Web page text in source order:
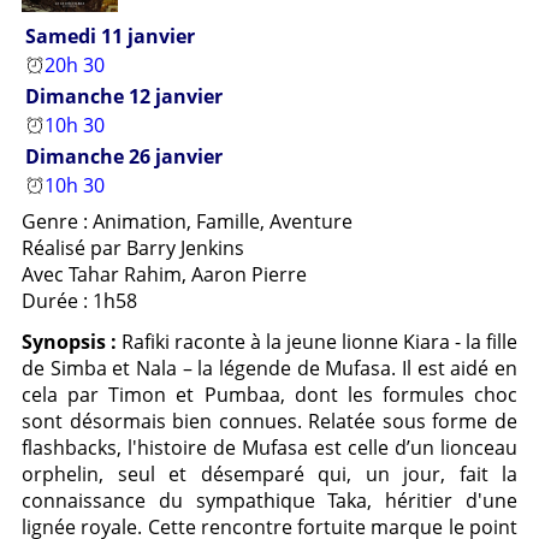
Samedi 11 janvier
20h 30
Dimanche 12 janvier
10h 30
Dimanche 26 janvier
10h 30
Genre : Animation, Famille, Aventure
Réalisé par Barry Jenkins
Avec Tahar Rahim, Aaron Pierre
Durée : 1h58
Synopsis : Rafiki raconte à la jeune lionne Kiara - la fille
de Simba et Nala – la légende de Mufasa. Il est aidé en
cela par Timon et Pumbaa, dont les formules choc
sont désormais bien connues. Relatée sous forme de
flashbacks, l'histoire de Mufasa est celle d’un lionceau
orphelin, seul et désemparé qui, un jour, fait la
connaissance du sympathique Taka, héritier d'une
lignée royale. Cette rencontre fortuite marque le point